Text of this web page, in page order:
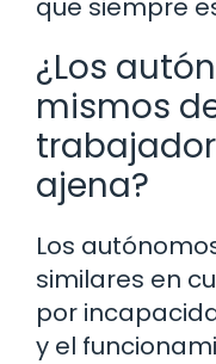
que siempre
¿Los
mismos
ajena?
Los
similares en
por
y el